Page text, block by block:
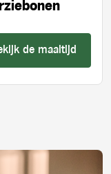
de maaltijd